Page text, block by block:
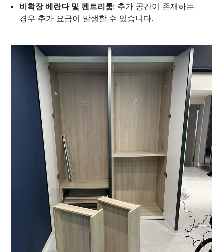
비확장 베란다 및 펜트리룸: 추가 공간이 존재하는
경우 추가 요금이 발생할 수 있습니다.